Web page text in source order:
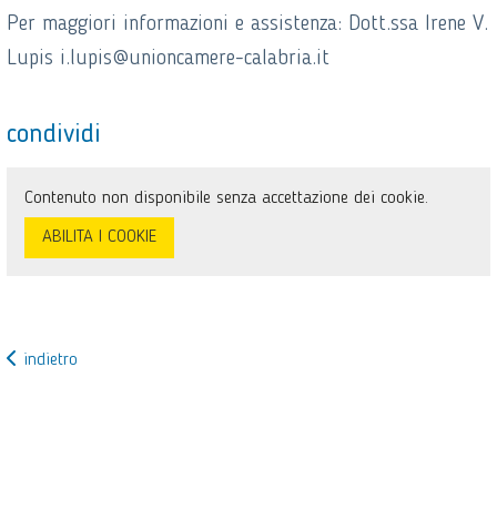
Per maggiori informazioni e assistenza: Dott.ssa Irene V.
Lupis i.lupis@unioncamere-calabria.it
condividi
Contenuto non disponibile senza accettazione dei cookie.
ABILITA I COOKIE
indietro